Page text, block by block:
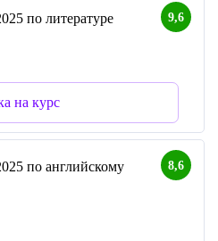
9,6
по литературе
на курс
8,6
по английскому